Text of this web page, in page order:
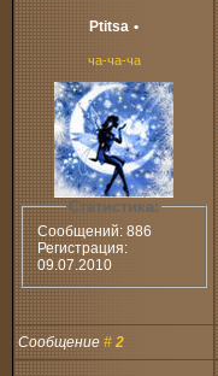
Ptitsa •
ча-ча-ча
Статистика:
Сообщений: 886
Регистрация:
09.07.2010
Сообщение # 2